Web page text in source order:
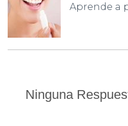
Aprende a
Ninguna